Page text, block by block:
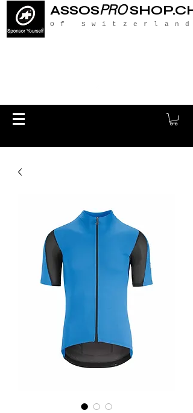
ASSOSPROSHOP.CH
Of Switzerland